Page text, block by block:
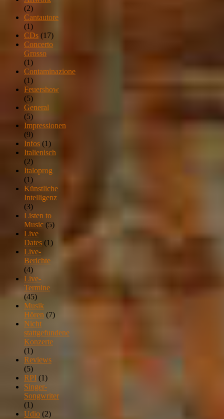
(2)
Cantautore
(1)
CDs (17)
Concerto
Grosso
(1)
Contaminazione
(1)
Feuershow
(5)
General
(5)
Impressionen
(9)
Infos (1)
Italienisch
(2)
Italoprog
(1)
Künstliche
Intelligenz
(3)
Listen to
Music (5)
Live
Dates (1)
Live-
Berichte
(4)
Live-
Termine
(45)
Musik
Hören (7)
Nicht
stattgefundene
Konzerte
(1)
Reviews
(5)
RPI (1)
Singer-
Songwriter
(1)
Udio (2)